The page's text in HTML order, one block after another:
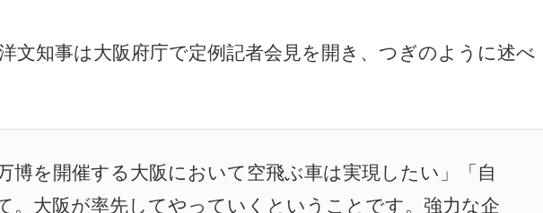
文知事は大阪府庁で定例記者会見を開き、つぎのように述べ
博を開催する大阪において空飛ぶ車は実現したい」「自
。大阪が率先してやっていくということです。強力な企